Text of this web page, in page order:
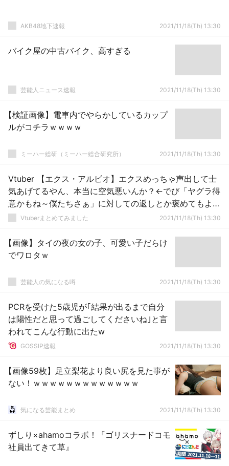
AKB48地下速報 2021/11/18(Th) 13:30
バイク屋の中古バイク、高すぎる
芸能人ニュース速報 2021/11/18(Th) 13:30
【検証画像】電車内でやらかしているカップ
ルがコチラｗｗｗｗ
ミーハー総研（ミーハー総合研究所） 2021/11/18(Th) 13:30
Vtuber 【エクス・アルビオ】エクスめっちゃ声出して士
気あげてるやん、本当に空気悪いんか？←でび「ヤグラ得
意かもね～僕たちさぁ」に対しての返しとか褒めてもよか
っただろ、あんなん言われたら凹むわ
Vtuberまとめてみました 2021/11/18(Th) 13:30
【画像】タイの夜の女の子、可愛い子だらけ
でワロタｗ
芸能人の気になる噂 2021/11/18(Th) 13:30
PCRを受けた5歳児が｢結果が出るまで自分
は陽性だと思って過ごしてくださいね｣と言
われてこんな行動に出たw
GOSSIP速報 2021/11/18(Th) 13:30
【画像59枚】足立梨花より良い尻を見た事が
ない！ｗｗｗｗｗｗｗｗｗｗｗｗｗ
気になる芸能まとめ 2021/11/18(Th) 13:30
ずしり×ahamoコラボ！『ゴリスナードコモ
社員出てきて草』